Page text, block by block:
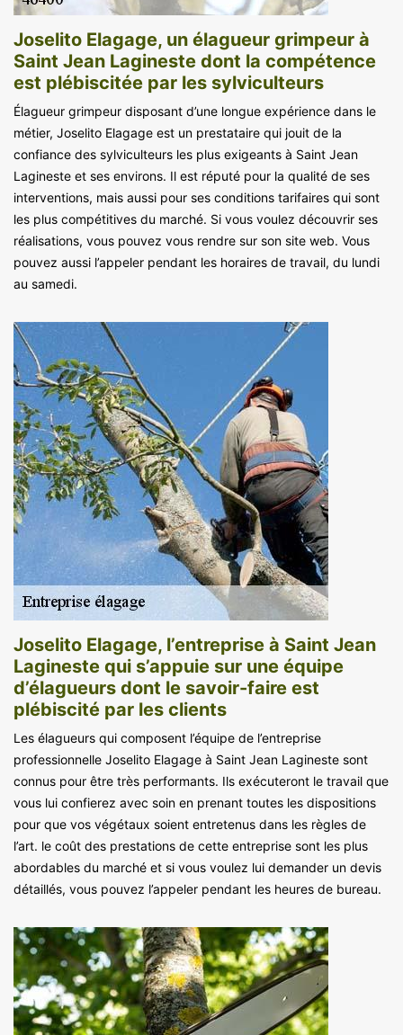
Joselito Elagage, un élagueur grimpeur à
Saint Jean Lagineste dont la compétence
est plébiscitée par les sylviculteurs
Élagueur grimpeur disposant d’une longue expérience dans le
métier, Joselito Elagage est un prestataire qui jouit de la
confiance des sylviculteurs les plus exigeants à Saint Jean
Lagineste et ses environs. Il est réputé pour la qualité de ses
interventions, mais aussi pour ses conditions tarifaires qui sont
les plus compétitives du marché. Si vous voulez découvrir ses
réalisations, vous pouvez vous rendre sur son site web. Vous
pouvez aussi l’appeler pendant les horaires de travail, du lundi
au samedi.
Joselito Elagage, l’entreprise à Saint Jean
Lagineste qui s’appuie sur une équipe
d’élagueurs dont le savoir-faire est
plébiscité par les clients
Les élagueurs qui composent l’équipe de l’entreprise
professionnelle Joselito Elagage à Saint Jean Lagineste sont
connus pour être très performants. Ils exécuteront le travail que
vous lui confierez avec soin en prenant toutes les dispositions
pour que vos végétaux soient entretenus dans les règles de
l’art. le coût des prestations de cette entreprise sont les plus
abordables du marché et si vous voulez lui demander un devis
détaillés, vous pouvez l’appeler pendant les heures de bureau.